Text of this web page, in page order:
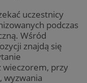
uczestnicy
podczas
Wśród
znajdą się
wieczorem, przy
wyzwania